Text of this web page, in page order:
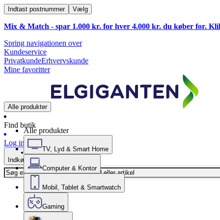
Indtast postnummer Vælg
Mix & Match - spar 1.000 kr. for hver 4.000 kr. du køber for.
Spring navigationen over
Kundeservice
PrivatkundeErhvervskunde
Mine favoritter
Alle produkter
Find butik
Log ind
Indkøbskurv
Alle produkter
TV, Lyd & Smart Home
Computer & Kontor
Mobil, Tablet & Smartwatch
Gaming